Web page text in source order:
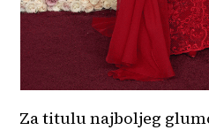
Za titulu najboljeg